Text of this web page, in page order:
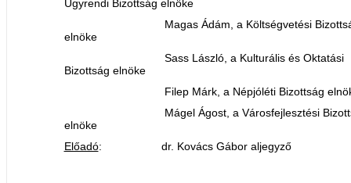
Ügyrendi Bizottság elnöke
Magas Ádám, a Költségvetési
elnöke
Sass László, a Kulturális és Oktatási
Bizottság elnöke
Filep Márk, a Népjóléti Bizottság
Mágel Ágost, a Városfejlesztési
elnöke
Előadó: dr. Kovács Gábor aljegyző